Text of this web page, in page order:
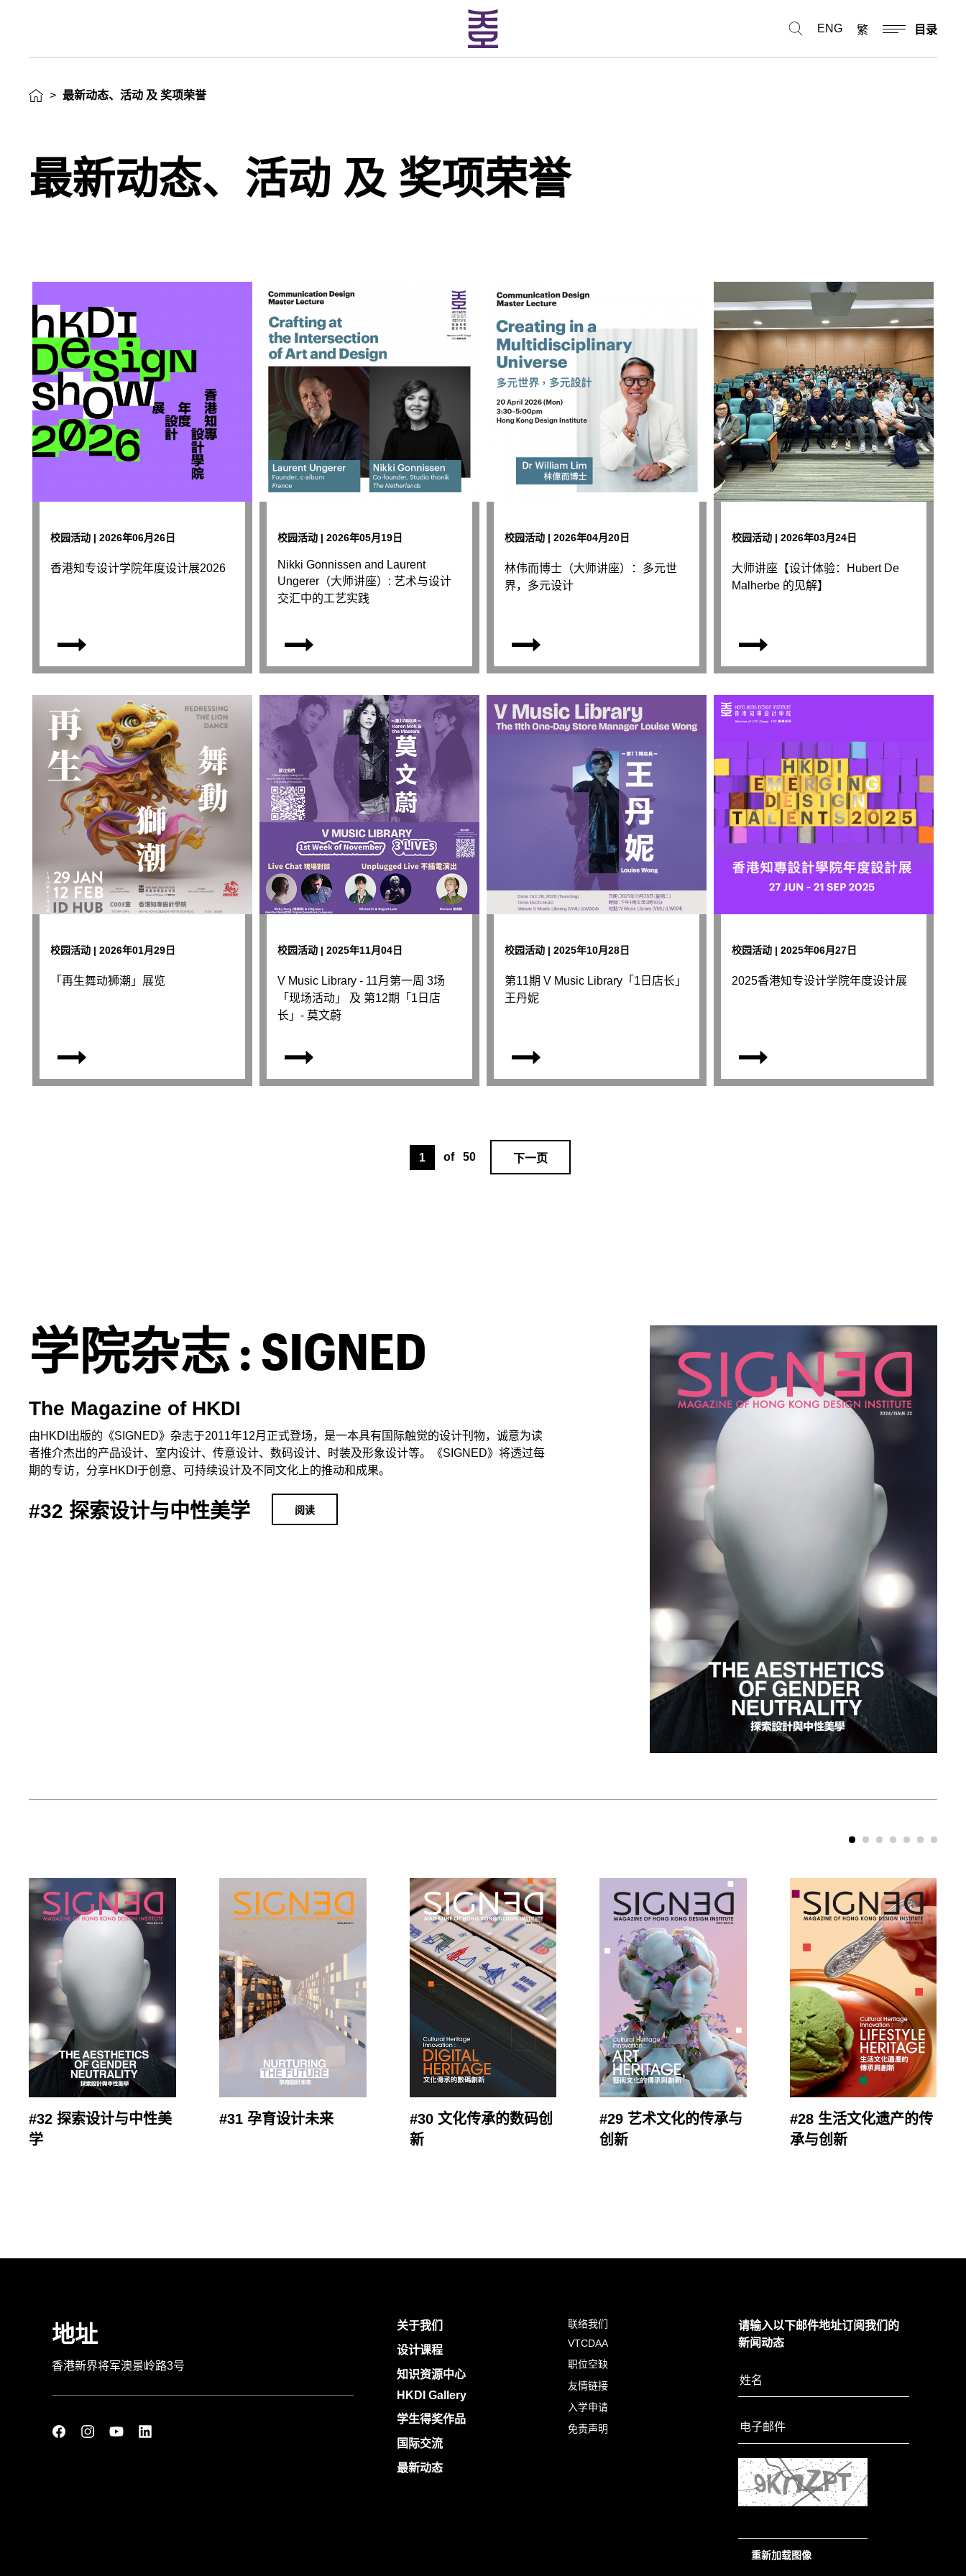
ENG 繁 目录
> 最新动态、活动 及 奖项荣誉
最新动态、活动 及 奖项荣誉
校园活动 | 2026年06月26日
香港知专设计学院年度设计展2026
校园活动 | 2026年05月19日
Nikki Gonnissen and Laurent
Ungerer（大师讲座）: 艺术与设计
交汇中的工艺实践
校园活动 | 2026年04月20日
林伟而博士（大师讲座）：多元世
界，多元设计
校园活动 | 2026年03月24日
大师讲座【设计体验：Hubert De
Malherbe 的见解】
校园活动 | 2026年01月29日
「再生舞动狮潮」展览
校园活动 | 2025年11月04日
V Music Library - 11月第一周 3场
「现场活动」 及 第12期「1日店
长」- 莫文蔚
校园活动 | 2025年10月28日
第11期 V Music Library「1日店长」
王丹妮
校园活动 | 2025年06月27日
2025香港知专设计学院年度设计展
1 of 50 下一页
学院杂志 : SIGNED
The Magazine of HKDI
由HKDI出版的《SIGNED》杂志于2011年12月正式登场，是一本具有国际触觉的设计刊物，诚意为读
者推介杰出的产品设计、室内设计、传意设计、数码设计、时装及形象设计等。《SIGNED》将透过每
期的专访，分享HKDI于创意、可持续设计及不同文化上的推动和成果。
#32 探索设计与中性美学 阅读
#32 探索设计与中性美
学
#31 孕育设计未来
#30 文化传承的数码创
新
#29 艺术文化的传承与
创新
#28 生活文化遗产的传
承与创新
地址
香港新界将军澳景岭路3号
关于我们
设计课程
知识资源中心
HKDI Gallery
学生得奖作品
国际交流
最新动态
联络我们
VTCDAA
职位空缺
友情链接
入学申请
免责声明
请输入以下邮件地址订阅我们的
新闻动态
重新加载图像